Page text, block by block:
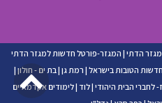
הדתי | המגזר-פורטל חדשות למגזר הדתי
הטובות בישראל | רמת גן | בת ים - חולון |
לחברי הבית היהודי |לוד |לימודים אקדמאיים